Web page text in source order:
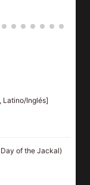
Latino/Inglés]
of the Jackal)